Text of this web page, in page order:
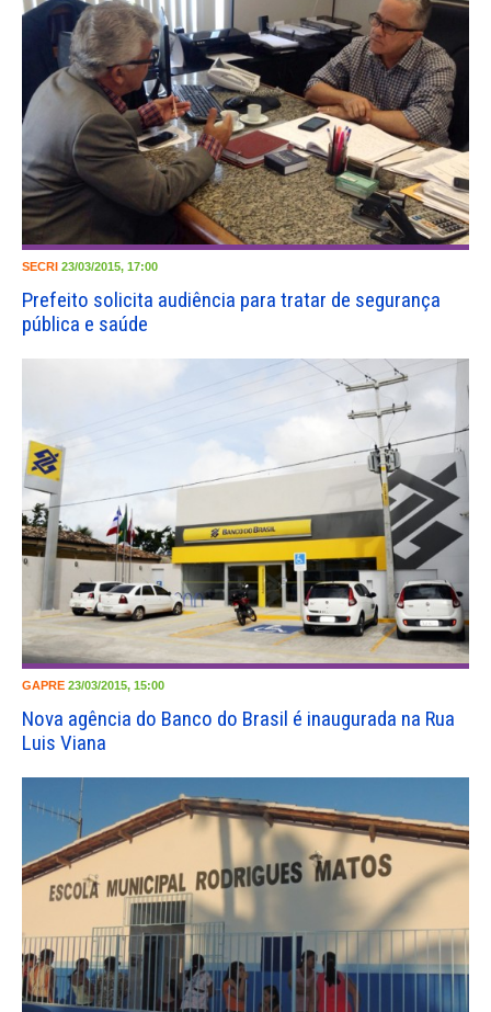
SECRI 23/03/2015, 17:00
Prefeito solicita audiência para tratar de segurança
pública e saúde
GAPRE 23/03/2015, 15:00
Nova agência do Banco do Brasil é inaugurada na Rua
Luis Viana